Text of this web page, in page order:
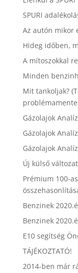
SPURI
Az autón mikor
Hideg időben,
A mítoszokkal
Minden
Mit tankoljak?
Gázolajok
Gázolajok
Gázolajok
Új külső
Prémium 100-
Benzinek
Benzinek
E10 segítség
TÁJÉKOZTATÓ!
2014-ben már